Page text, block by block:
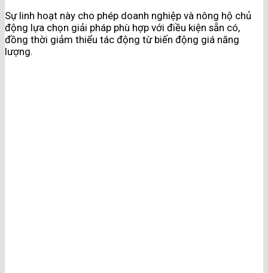
Sự linh hoạt này cho phép doanh nghiệp và nông hộ chủ
động lựa chọn giải pháp phù hợp với điều kiện sẵn có,
đồng thời giảm thiểu tác động từ biến động giá năng
lượng.